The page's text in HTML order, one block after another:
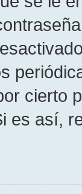
cierto
es así,